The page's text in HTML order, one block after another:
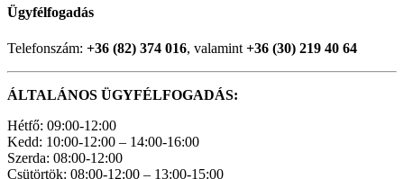
Ügyfélfogadás
Telefonszám: +36 (82) 374 016, valamint +36 (30) 219 40 64
ÁLTALÁNOS ÜGYFÉLFOGADÁS:
Hétfő: 09:00-12:00
Kedd: 10:00-12:00 – 14:00-16:00
Szerda: 08:00-12:00
Csütörtök: 08:00-12:00 – 13:00-15:00